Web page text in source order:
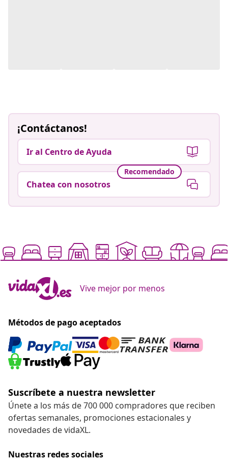
Vive mejor por menos
Métodos de pago aceptados
Únete a los más de 700 000 compradores que reciben
ofertas semanales, promociones estacionales y
Nuestras redes sociales
Solicita la cancelación de tu pedido.
Desistir del contrato